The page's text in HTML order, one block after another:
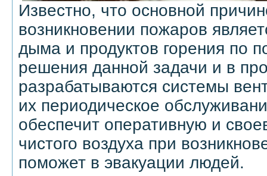
Известно, что основной
возникновении пожаров
дыма и продуктов горения по
решения данной задачи и в
разрабатываются системы
их периодическое
обеспечит оперативную и
чистого воздуха при
поможет в эвакуации людей.